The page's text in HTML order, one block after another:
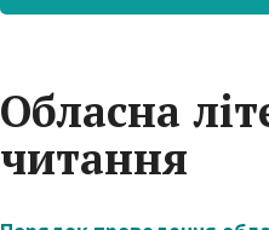
Обласна
читання